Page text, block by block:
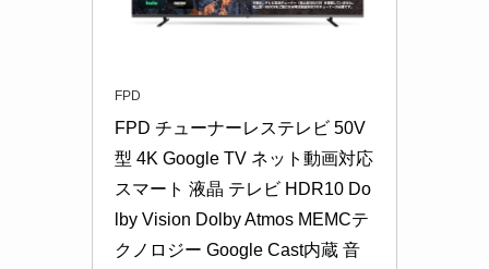
FPD
FPD チューナーレステレビ 50V
型 4K Google TV ネット動画対応
スマート 液晶 テレビ HDR10 Do
lby Vision Dolby Atmos MEMCテ
クノロジー Google Cast内蔵 音